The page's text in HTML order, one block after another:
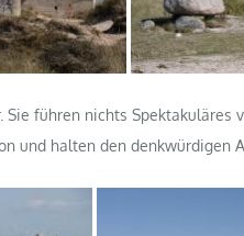
führen nichts Spektakuläres
und halten den denkwürdigen